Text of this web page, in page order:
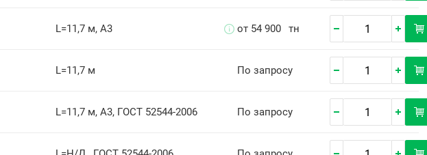
L=11,7 м, А3 от 54 900 тн
L=11,7 м По запросу
L=11,7 м, А3, ГОСТ 52544-2006 По запросу